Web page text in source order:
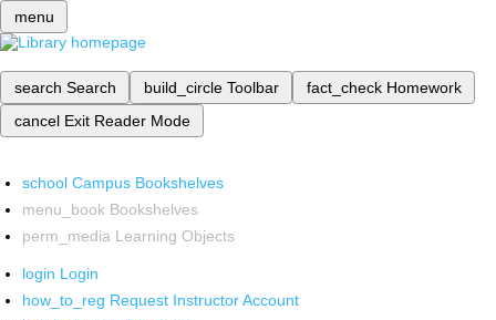
menu
search Search build_circle Toolbar fact_check Homework
cancel Exit Reader Mode
school Campus Bookshelves
menu_book Bookshelves
perm_media Learning Objects
login Login
how_to_reg Request Instructor Account